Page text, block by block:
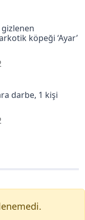
köpeği ‘Ayar’
darbe, 1 kişi